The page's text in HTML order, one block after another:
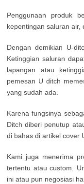
Penggunaan produk
kepentingan saluran air,
Dengan demikian U-
Ketinggian saluran
lapangan atau
pemesan U ditch
yang sudah ada.
Karena fungsinya
Ditch diberi penutup
di bahas di artikel cover
Kami juga menerima
tertentu atau custom.
ini atau pun negosiasi